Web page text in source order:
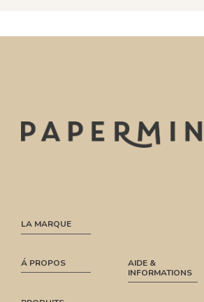
LA MARQUE
Á PROPOS
AIDE &
INFORMATIONS